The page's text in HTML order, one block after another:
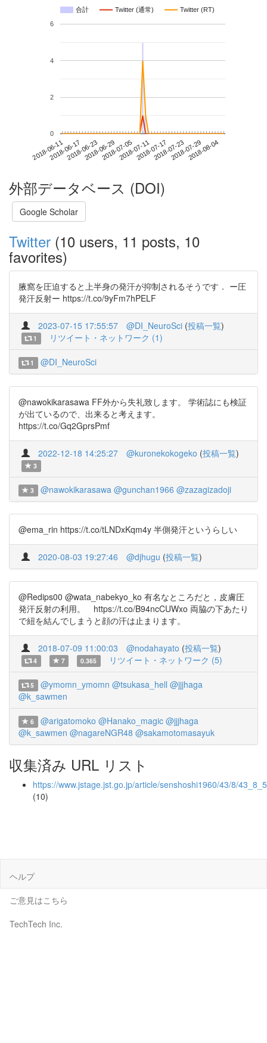
合計 Twitter (通常) Twitter (RT)
2018-06-112018-06-172018-06-232018-06-292018-07-052018-07-112018-07-172018-07-232018-07-292018-08-04
0
2
4
6
外部データベース (DOI)
Google Scholar
Twitter (10 users, 11 posts, 10
favorites)
腋窩を圧迫すると上半身の発汗が抑制されるそうです． ー圧
発汗反射ー https://t.co/9yFm7hPELF
2023-07-15 17:55:57 @DI_NeuroSci (投稿一覧)
1 リツイート・ネットワーク (1)
1 @DI_NeuroSci
@nawokikarasawa FF外から失礼致します。 学術誌にも検証
が出ているので、出来ると考えます。
https://t.co/Gq2GprsPmf
2022-12-18 14:25:27 @kuronekokogeko (投稿一覧)
3
3 @nawokikarasawa @gunchan1966 @zazagizadoji
@ema_rin https://t.co/tLNDxKqm4y 半側発汗というらしい
2020-08-03 19:27:46 @djhugu (投稿一覧)
@Redips00 @wata_nabekyo_ko 有名なところだと，皮膚圧
発汗反射の利用。 https://t.co/B94ncCUWxo 両脇の下あたり
で紐を結んでしまうと顔の汗は止まります。
2018-07-09 11:00:03 @nodahayato (投稿一覧)
4 7 0.365 リツイート・ネットワーク (5)
5 @ymomn_ymomn @tsukasa_hell @jjjhaga
@k_sawmen
6 @arigatomoko @Hanako_magic @jjjhaga
@k_sawmen @nagareNGR48 @sakamotomasayuk
収集済み URL リスト
https://www.jstage.jst.go.jp/article/senshoshi1960/43/8/
(10)
ヘルプ
ご意見はこちら
TechTech Inc.